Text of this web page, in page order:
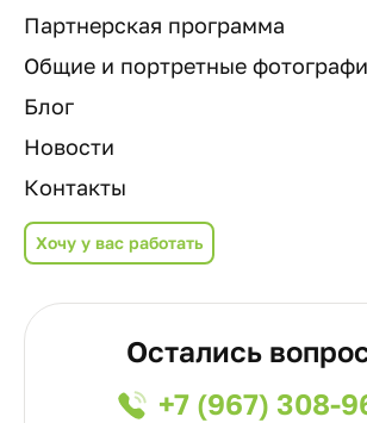
Партнерская программа
Общие и портретные
Блог
Новости
Контакты
Хочу у вас работать
Остались
+7 (967) 308-